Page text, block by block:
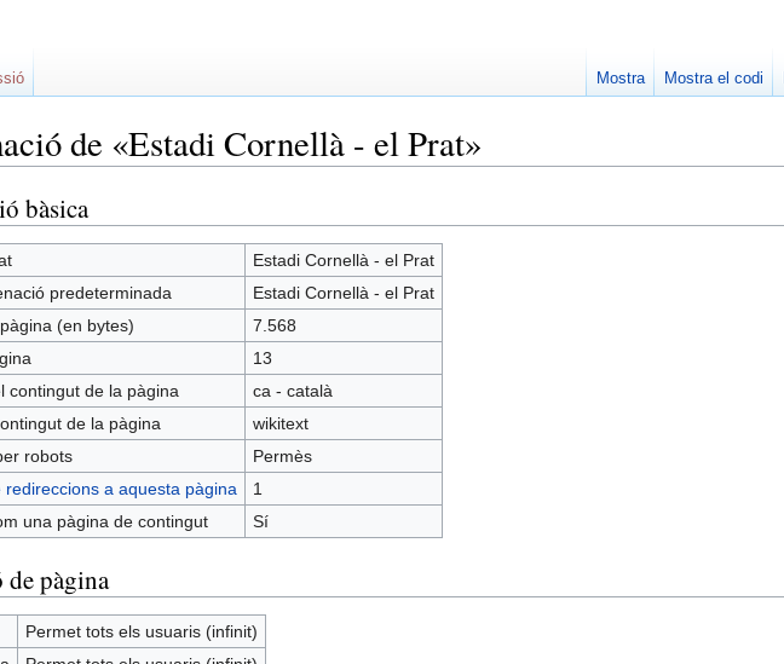
de «Estadi Cornellà - el Prat»
bàsica
Estadi Cornellà - el Prat
predeterminada
Estadi Cornellà - el Prat
(en bytes)
7.568
13
contingut de la pàgina
ca - català
de la pàgina
wikitext
robots
Permès
redireccions a aquesta pàgina
1
una pàgina de contingut
Sí
de pàgina
Permet tots els usuaris (infinit)
Mostra Mostra el codi